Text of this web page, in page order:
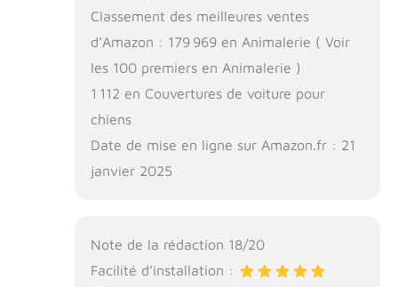
Classement des meilleures ventes
d’Amazon : 179 969 en Animalerie ( Voir
les 100 premiers en Animalerie )
1 112 en Couvertures de voiture pour
chiens
Date de mise en ligne sur Amazon.fr : 21
janvier 2025
Note de la rédaction 18/20
Facilité d’installation :